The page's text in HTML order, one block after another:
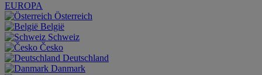
EUROPA
Österreich
België
Schweiz
Česko
Deutschland
Danmark